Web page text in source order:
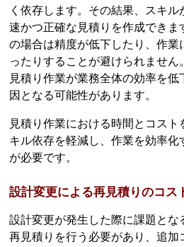
く依存します。その結果、スキ
速かつ正確な見積りを作成できま
の場合は精度が低下したり、作業
ったりすることが避けられません
見積り作業が業務全体の効率を
因となる可能性があります。
見積り作業における時間とコスト
キル依存を軽減し、作業を効率化
が必要です。
設計変更による再見積りのコス
設計変更が発生した際に課題とな
再見積りを行う必要があり、追加